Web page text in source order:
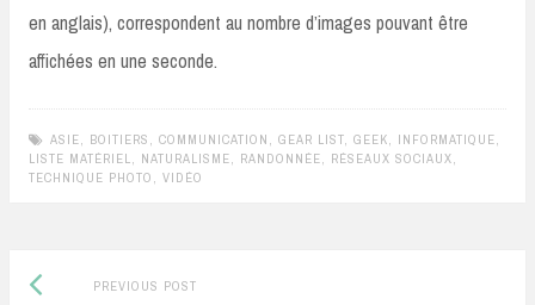
en anglais), correspondent au nombre d’images pouvant être
affichées en une seconde.
ASIE BOITIERS COMMUNICATION GEAR LIST GEEK INFORMATIQUE
LISTE MATÉRIEL
NATURALISME RANDONNÉE RÉSEAUX SOCIAUX
TECHNIQUE PHOTO
VIDÉO
Post
PREVIOUS POSTPrevious